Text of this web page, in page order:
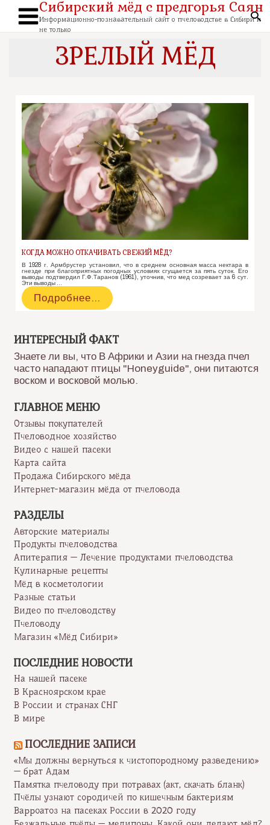
содержимому
Main
Сибирский мёд с предгорья Саян
Информационно-познавательный сайт о пчеловодстве в Сибири и
не только
ЗРЕЛЫЙ МЁД
КОГДА МОЖНО ОТКАЧИВАТЬ СВЕЖИЙ МЁД?
В 1928 г. Армбрустер установил, что в среднем основная масса нектара в
гнезде при благоприятных погодных условиях сгущается за пять суток. Его
выводы подтвердил Г.Ф.Таранов (1961), уточнив, что мед созревает за 6 сут.
Эти выводы …
Когда
можно
мёд?
Подробнее…
ИНТЕРЕСНЫЙ ФАКТ
Знаете ли вы, что В Африки и Азии на гнезда пчел
часто нападают птицы "Honeyguide", они питаются
воском и восковой молью.
ГЛАВНОЕ МЕНЮ
Отзывы покупателей
Пчеловодное хозяйство
Видео с нашей пасеки
Карта сайта
Продажа Сибирского мёда
Интернет-магазин мёда от пчеловода
РАЗДЕЛЫ
Авторские материалы
Продукты пчеловодства
Апитерапия — Лечение продуктами пчеловодства
Кулинарные рецепты
Мёд в косметологии
Разные статьи
Видео по пчеловодству
Пчеловоду
Магазин «Мёд Сибири»
ПОСЛЕДНИЕ НОВОСТИ
На нашей пасеке
В Красноярском крае
В России и странах СНГ
В мире
ПОСЛЕДНИЕ ЗАПИСИ
«Мы должны вернуться к чистопородному разведению»
— брат Адам
Памятка пчеловоду при потравах (акт, скачать бланк)
Пчёлы узнают сородичей по кишечным бактериям
Варроатоз на пасеках России в 2020 году